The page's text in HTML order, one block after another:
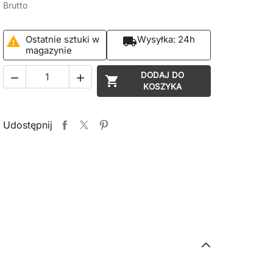
Brutto
 Ostatnie sztuki w
magazynie
local_shippingWysyłka: 24h
  
DODAJ DO
KOSZYKA
Udostępnij